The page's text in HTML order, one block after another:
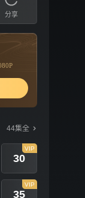
分享
44集全
30
VIP
35
VIP